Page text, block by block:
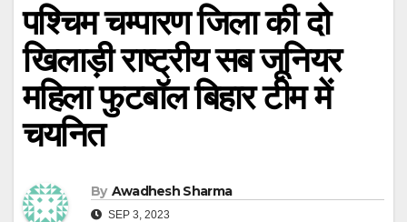
पश्चिम चम्पारण जिला की दो
खिलाड़ी राष्ट्रीय सब जूनियर
महिला फुटबॉल बिहार टीम में
चयनित
By Awadhesh Sharma
SEP 3, 2023